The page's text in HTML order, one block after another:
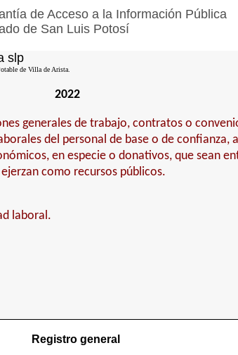
de Acceso a la Información Pública
de San Luis Potosí
slp
de Villa de Arista.
2022
generales de trabajo, contratos o
del personal de base o de confianza,
en especie o donativos, que sean
como recursos públicos.
laboral.
Registro general